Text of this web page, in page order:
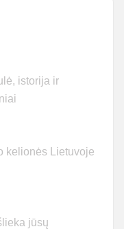
istorija ir
kelionės Lietuvoje
jūsų